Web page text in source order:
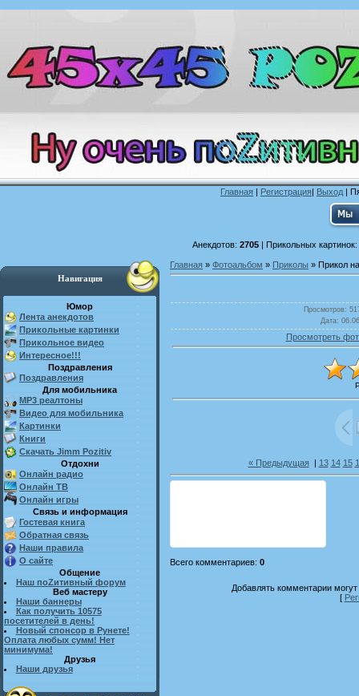
Главная | Регистрация| Выход |
Анекдотов: 2705| Прикольных картинок:
Навигация
Юмор
Лента анекдотов
Прикольные картинки
Прикольное видео
Интересное!!!
Поздравления
Поздравления
Для мобильника
MP3 реалтоны
Видео для мобильника
Картинки
Книги
Скачать Jimm Pozitiv
Отдохни
Онлайн радио
Онлайн ТВ
Онлайн игры
Связь и информация
Гостевая книга
Обратная связь
Наши правила
О сайте
Общение
Наш поZитивный форум
Веб мастеру
Наши баннеры
Как получить 10575
посетителей в день!
Новый спонсор в Рунете!
Оплата любых сумм! Нет
минимума!
Друзья
Наши друзья
Главная » Фотоальбом » Приколы » Прикол
Просмотров:
Дата:
Просмотреть
« Предыдущая| 13 14 15
Всего комментариев: 0
Добавлять комментарии
[